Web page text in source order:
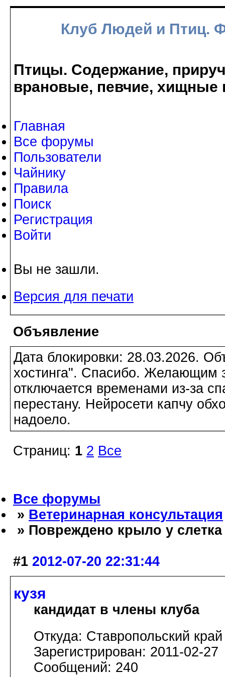
Клуб Людей и Птиц.
Птицы. Содержание,
врановые, певчие, хищные
Главная
Все форумы
Пользователи
Чайнику
Правила
Поиск
Регистрация
Войти
Вы не зашли.
Версия для печати
Объявление
Дата блокировки: 28.03.2026.
хостинга". Спасибо. Желающим
отключается временами из-за
перестану. Нейросети капчу
надоело.
Страниц: 1 2 Все
Все форумы
» Ветеринарная консультация
» Повреждено крыло у
#1 2012-07-20 22:31:44
кузя
кандидат в члены клуба
Откуда: Ставропольский край
Зарегистрирован: 2011-02-27
Сообщений: 240